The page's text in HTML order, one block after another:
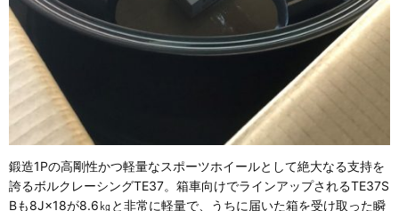
鍛造1Pの高剛性かつ軽量なスポーツホイールとして絶大なる支持を
誇るボルクレーシングTE37。箱車向けでラインアップされるTE37S
Bも8J×18が8.6㎏と非常に軽量で、うちに届いた箱を受け取った瞬